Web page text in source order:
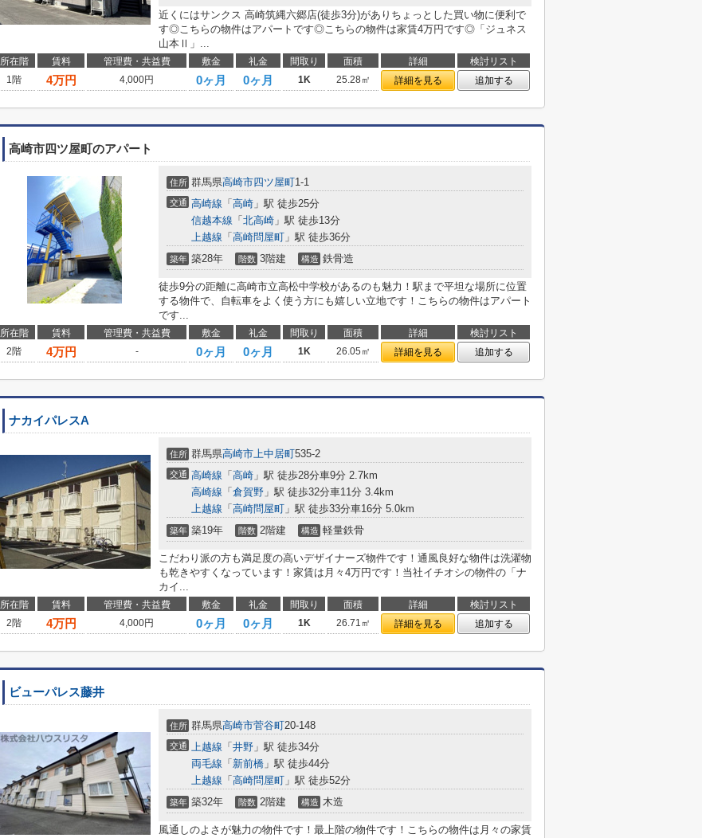
近くにはサンクス 高崎筑縄六郷店(徒歩3分)がありちょっとした買い物に便利で
す◎こちらの物件はアパートです◎こちらの物件は家賃4万円です◎「ジュネス
山本Ⅱ」...
所在階 賃料 管理費・共益費 敷金 礼金 間取り 面積 詳細
検討リスト
1階
4万円 4,000円 0ヶ月 0ヶ月 1K 25.28㎡ 詳細を見る 追加する
高崎市四ツ屋町のアパート
住所 群馬県高崎市四ツ屋町1-1
交通 高崎線 「 高崎 」駅 徒歩25分
信越本線 「 北高崎 」駅 徒歩13分
上越線 「 高崎問屋町 」駅 徒歩36分
築年 築28年 階数 3階建 構造 鉄骨造
徒歩9分の距離に高崎市立高松中学校があるのも魅力！駅まで平坦な場所に位置
する物件で、自転車をよく使う方にも嬉しい立地です！こちらの物件はアパート
です...
所在階 賃料 管理費・共益費 敷金 礼金 間取り 面積 詳細
検討リスト
2階
4万円 - 0ヶ月 0ヶ月 1K 26.05㎡ 詳細を見る 追加する
ナカイパレスA
住所 群馬県高崎市上中居町535-2
交通 高崎線 「 高崎 」駅 徒歩28分車9分 2.7km
高崎線 「 倉賀野 」駅 徒歩32分車11分 3.4km
上越線 「 高崎問屋町 」駅 徒歩33分車16分 5.0km
築年 築19年 階数 2階建 構造 軽量鉄骨
こだわり派の方も満足度の高いデザイナーズ物件です！通風良好な物件は洗濯物
も乾きやすくなっています！家賃は月々4万円です！当社イチオシの物件の「ナ
カイ...
所在階 賃料 管理費・共益費 敷金 礼金 間取り 面積 詳細
検討リスト
2階
4万円 4,000円 0ヶ月 0ヶ月 1K 26.71㎡ 詳細を見る 追加する
ビューパレス藤井
住所 群馬県高崎市菅谷町20-148
交通 上越線 「 井野 」駅 徒歩34分
両毛線 「 新前橋 」駅 徒歩44分
上越線 「 高崎問屋町 」駅 徒歩52分
築年 築32年 階数 2階建 構造 木造
風通しのよさが魅力の物件です！最上階の物件です！こちらの物件は月々の家賃